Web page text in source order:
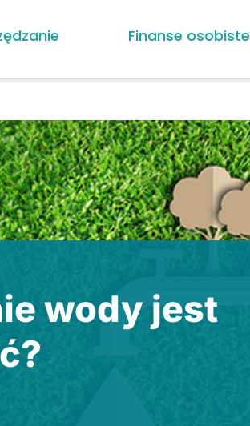
Finanse osobiste
wody jest